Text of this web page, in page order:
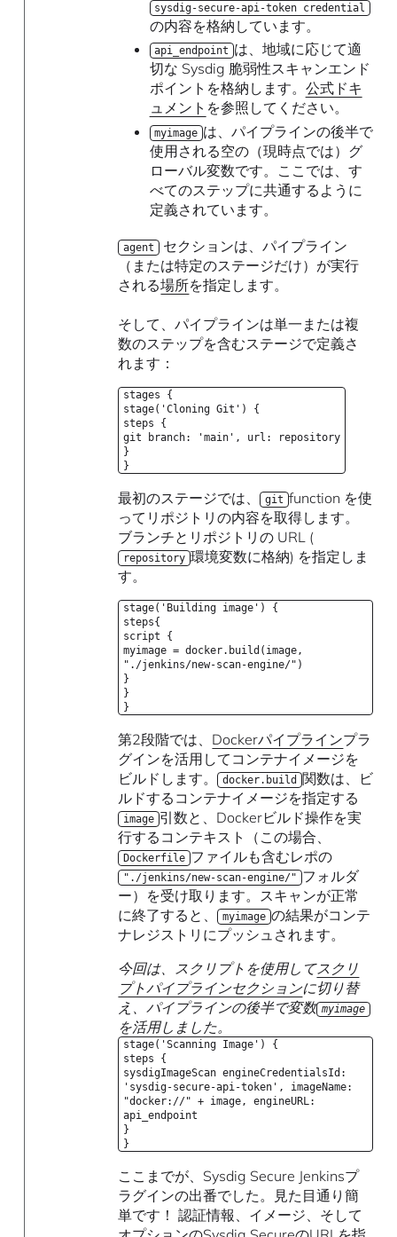
sysdig-secure-api-token credential
の内容を格納しています。
api_endpoint は、地域に応じて適
切な Sysdig 脆弱性スキャンエンド
ポイントを格納します。 公式ドキ
ュメント を参照してください。
myimage は、パイプラインの後半で
使用される空の（現時点では）グ
ローバル変数です。ここでは、す
べてのステップに共通するように
定義されています。
agent セクションは、パイプライン
（または特定のステージだけ）が実行
される場所を指定します。
そして、パイプラインは単一または複
数のステップを含むステージで定義さ
れます：
stages {
stage('Cloning Git') {
steps {
git branch: 'main', url: repository
}
}
最初のステージでは、 git function を使
ってリポジトリの内容を取得します。
ブランチとリポジトリの URL (
repository 環境変数に格納) を指定しま
す。
stage('Building image') {
steps{
script {
myimage = docker.build(image,
"./jenkins/new-scan-engine/")
}
}
}
第2段階では、 Dockerパイプラインプラ
グインを活用してコンテナイメージを
ビルドします。 docker.build 関数は、ビ
ルドするコンテナイメージを指定する
image 引数と、Dockerビルド操作を実
行するコンテキスト（この場合、
Dockerfile ファイルも含むレポの
"./jenkins/new-scan-engine/" フォルダ
ー）を受け取ります。スキャンが正常
に終了すると、 myimage の結果がコンテ
ナレジストリにプッシュされます。
今回は、スクリプトを使用してスクリ
プトパイプラインセクションに切り替
え、パイプラインの後半で変数 myimage
を活用しました。
stage('Scanning Image') {
steps {
sysdigImageScan engineCredentialsId:
'sysdig-secure-api-token', imageName:
"docker://" + image, engineURL:
api_endpoint
}
}
ここまでが、Sysdig Secure Jenkinsプ
ラグインの出番でした。見た目通り簡
単です！ 認証情報、イメージ、そして